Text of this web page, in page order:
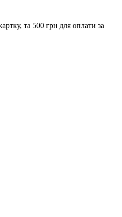
та 500 грн для оплати за